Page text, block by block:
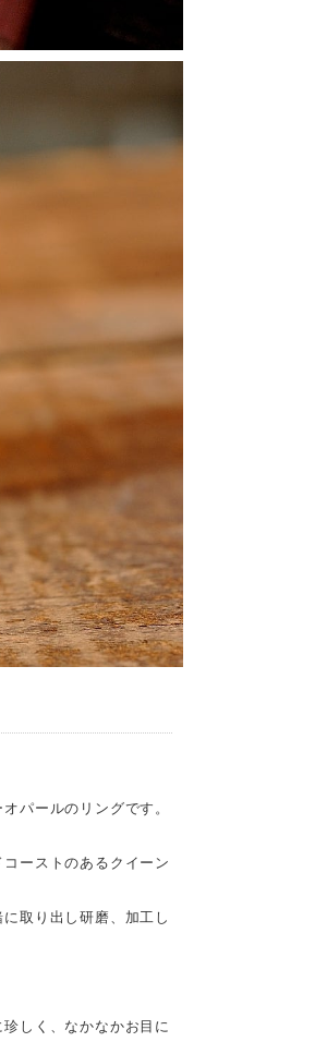
パールのリングです。
ーストのあるクイーン
取り出し研磨、加工し
しく、なかなかお目に